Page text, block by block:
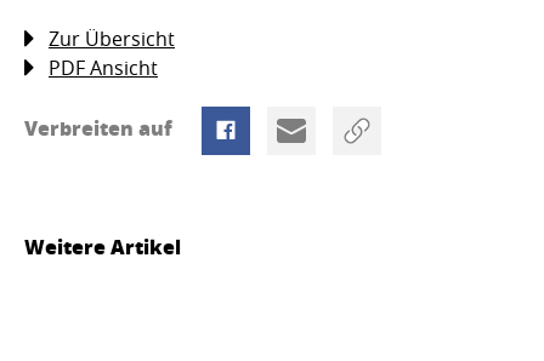
Zur Übersicht
PDF Ansicht
Verbreiten auf
Weitere Artikel